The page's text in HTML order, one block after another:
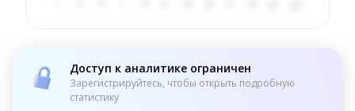
Доступ к аналитике ограничен
Зарегистрируйтесь, чтобы открыть подробную
статистику